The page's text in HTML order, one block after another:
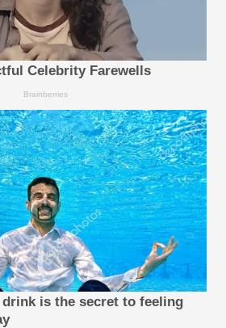
Celebrity Farewells
Brainberries
is the secret to feeling